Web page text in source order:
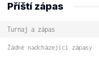
Příští zápas
Turnaj a zápas
Žádné nadcházející zápasy.